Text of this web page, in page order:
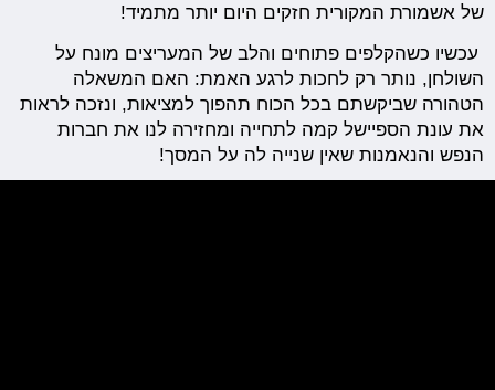
של אשמורת המקורית חזקים היום יותר מתמיד!
עכשיו כשהקלפים פתוחים והלב של המעריצים מונח על
השולחן, נותר רק לחכות לרגע האמת: האם המשאלה
הטהורה שביקשתם בכל הכוח תהפוך למציאות, ונזכה לראות
את עונת הספיישל קמה לתחייה ומחזירה לנו את חברות
הנפש והנאמנות שאין שנייה לה על המסך!